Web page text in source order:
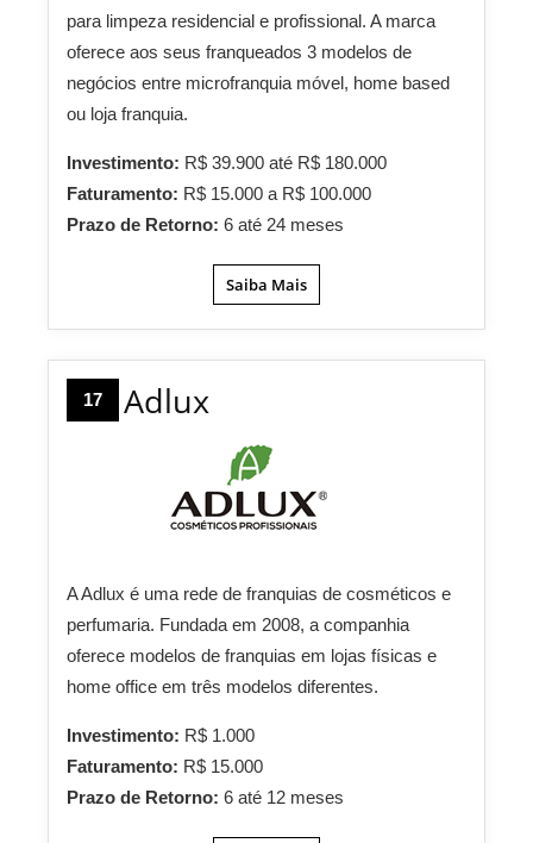
para limpeza residencial e profissional. A marca
oferece aos seus franqueados 3 modelos de
negócios entre microfranquia móvel, home based
ou loja franquia.
Investimento: R$ 39.900 até R$ 180.000
Faturamento: R$ 15.000 a R$ 100.000
Prazo de Retorno: 6 até 24 meses
Saiba Mais
17 Adlux
A Adlux é uma rede de franquias de cosméticos e
perfumaria. Fundada em 2008, a companhia
oferece modelos de franquias em lojas físicas e
home office em três modelos diferentes.
Investimento: R$ 1.000
Faturamento: R$ 15.000
Prazo de Retorno: 6 até 12 meses